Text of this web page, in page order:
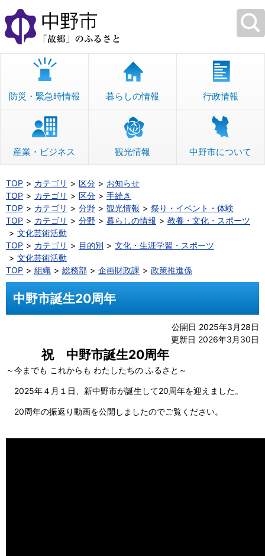
本
文
へ
移
防災・緊急時情報 暮らしの情報 行政情報
産業・ビジネス 観光情報 中野市について
TOP カテゴリ 区分
お知らせ
TOP
カテゴリ 区分
手続き
TOP
カテゴリ 分野 観光情報
祭り・イベント・体験
TOP
カテゴリ 分野 暮らしの情報
教養・文化・スポーツ
文化芸術活動
TOP
カテゴリ 目的別
文化・生涯学習・スポーツ
文化芸術活動
TOP
組織 総務部 企画財政課 政策推進係
中野市誕生20周年
公開日 2025年3月28日
更新日 2026年3月30日
祝 中野市誕生20周年
～今までも これからも わたしたちの ふるさと～
2025年４月１日、新中野市が誕生して20周年を迎えました。
20周年の振返り動画を公開しましたのでご覧ください。